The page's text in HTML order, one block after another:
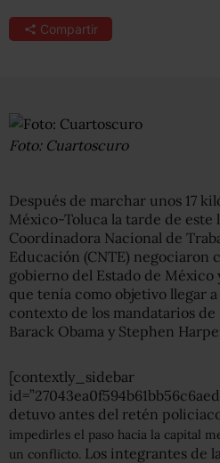
Compartir
Foto: Cuartoscuro
Después de marchar unos 17
México-Toluca la tarde de este
Coordinadora Nacional de
Educación (CNTE) negociaron
gobierno del Estado de
que tenía como objetivo llegar
contexto de los mandatarios de
Barack Obama y Stephen
[contextly_sidebar
detuvo antes del retén
impedirles el paso hacia la capital
un conflicto. Los integrantes de